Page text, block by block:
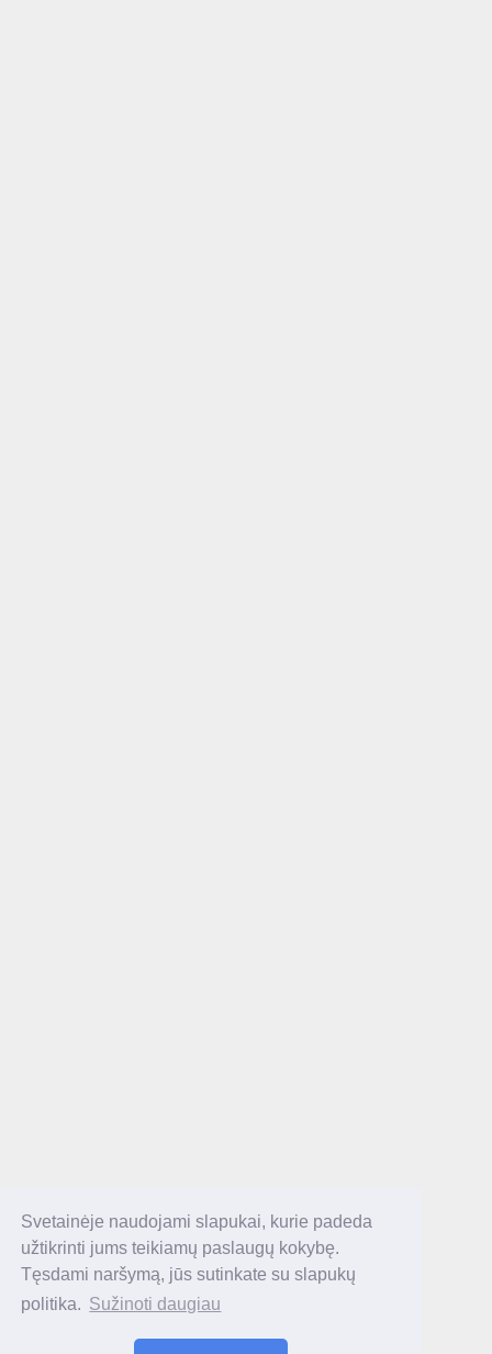
Svetainėje naudojami slapukai, kurie padeda
užtikrinti jums teikiamų paslaugų kokybę.
Tęsdami naršymą, jūs sutinkate su slapukų
politika. Sužinoti daugiau